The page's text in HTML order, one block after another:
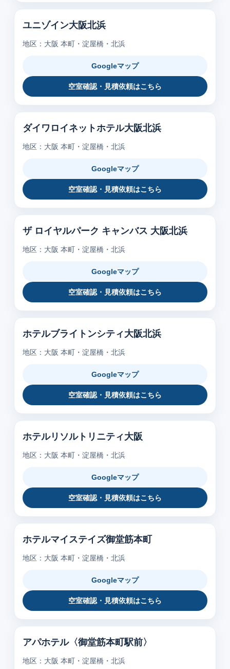
ユニゾイン大阪北浜
地区：大阪 本町・淀屋橋・北浜
Googleマップ
空室確認・見積依頼はこちら
ダイワロイネットホテル大阪北浜
地区：大阪 本町・淀屋橋・北浜
Googleマップ
空室確認・見積依頼はこちら
ザ ロイヤルパーク キャンバス 大阪北浜
地区：大阪 本町・淀屋橋・北浜
Googleマップ
空室確認・見積依頼はこちら
ホテルブライトンシティ大阪北浜
地区：大阪 本町・淀屋橋・北浜
Googleマップ
空室確認・見積依頼はこちら
ホテルリソルトリニティ大阪
地区：大阪 本町・淀屋橋・北浜
Googleマップ
空室確認・見積依頼はこちら
ホテルマイステイズ御堂筋本町
地区：大阪 本町・淀屋橋・北浜
Googleマップ
空室確認・見積依頼はこちら
アパホテル〈御堂筋本町駅前〉
地区：大阪 本町・淀屋橋・北浜